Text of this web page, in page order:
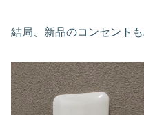
結局、新品のコンセント